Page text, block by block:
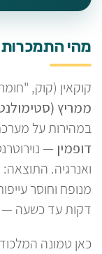
מהי התמכרות
קוקאין (קוק,
ממריץ
במהירות על
דופמין—
ואנרגיה. התוצאה:
מנופח וחוסר
דקות עד כשעה —
כאן טמונה